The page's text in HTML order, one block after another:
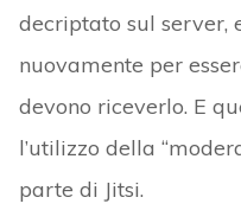
decriptato sul server,
nuovamente per
devono riceverlo. E
l’utilizzo della
parte di Jitsi.